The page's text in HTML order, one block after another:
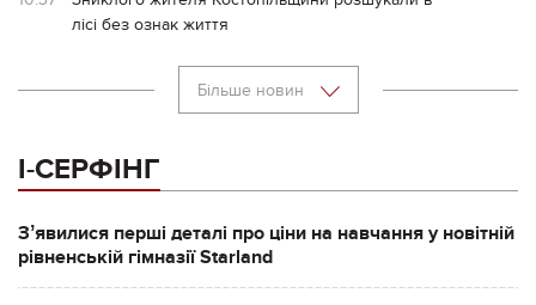
лісі без ознак життя
Більше новин
І-СЕРФІНГ
Зʼявилися перші деталі про ціни на навчання у новітній
рівненській гімназії Starland